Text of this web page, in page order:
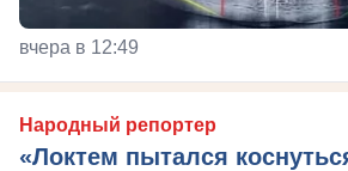
вчера в 12:49
Народный репортер
«Локтем пытался